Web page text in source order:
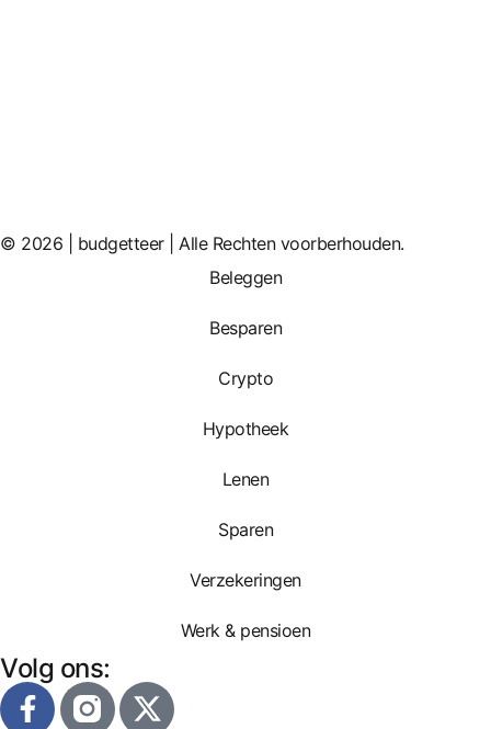
© 2026 | budgetteer | Alle Rechten voorberhouden.
Beleggen
Besparen
Crypto
Hypotheek
Lenen
Sparen
Verzekeringen
Werk & pensioen
Volg ons: